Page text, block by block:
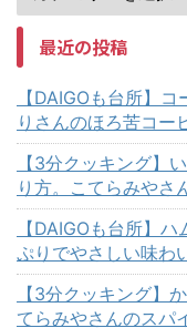
最近の投稿
【DAIGOも台所】
りさんのほろ苦コー
【3分クッキング】
り方。こてらみやさ
【DAIGOも台所】
ぷりでやさしい味わ
【3分クッキング】
てらみやさんのスパ